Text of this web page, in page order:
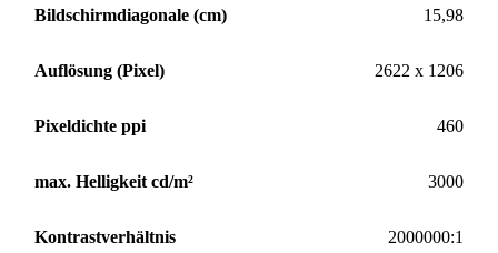
Bildschirmdiagonale (cm) 15,98
Auflösung (Pixel) 2622 x 1206
Pixeldichte ppi 460
max. Helligkeit cd/m² 3000
Kontrastverhältnis 2000000:1